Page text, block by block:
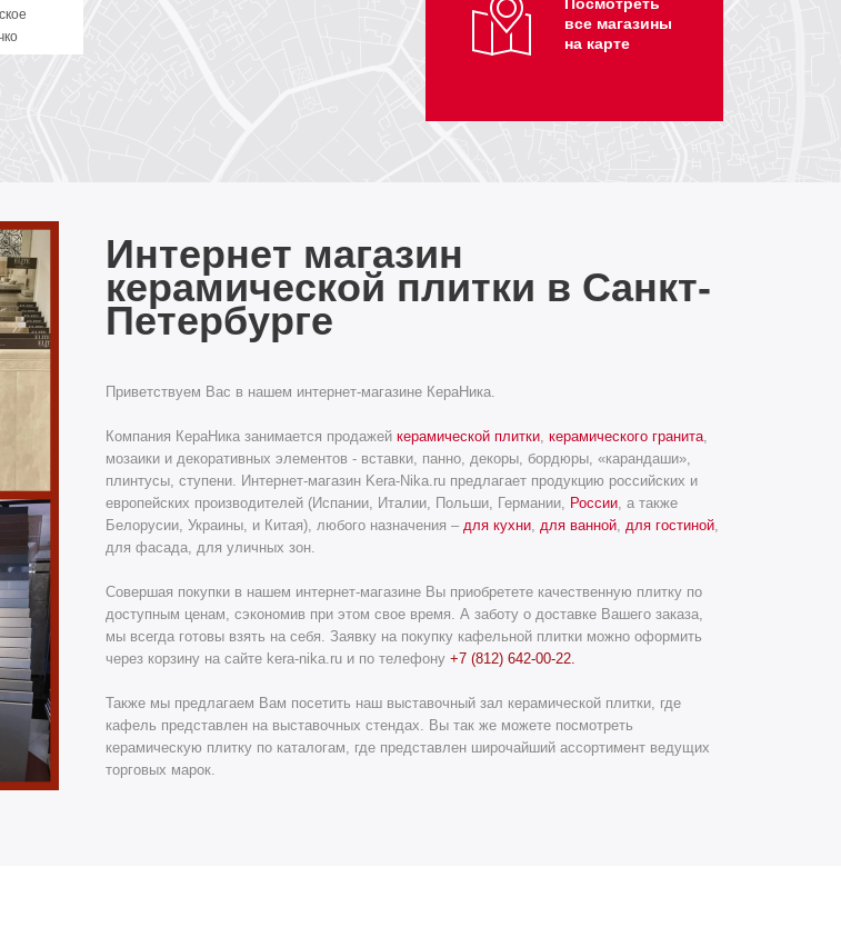
Посмотреть
все магазины
на карте
Интернет магазин
керамической плитки в Санкт-
Петербурге
Приветствуем Вас в нашем интернет-магазине КераНика.
Компания КераНика занимается продажей керамической плитки, керамического гранита,
мозаики и декоративных элементов - вставки, панно, декоры, бордюры, «карандаши»,
плинтусы, ступени. Интернет-магазин Kera-Nika.ru предлагает продукцию российских и
европейских производителей (Испании, Италии, Польши, Германии, России, а также
Белорусии, Украины, и Китая), любого назначения – для кухни, для ванной, для гостиной,
для фасада, для уличных зон.
Совершая покупки в нашем интернет-магазине Вы приобретете качественную плитку по
доступным ценам, сэкономив при этом свое время. А заботу о доставке Вашего заказа,
мы всегда готовы взять на себя. Заявку на покупку кафельной плитки можно оформить
через корзину на сайте kera-nika.ru и по телефону +7 (812) 642-00-22.
Также мы предлагаем Вам посетить наш выставочный зал керамической плитки, где
кафель представлен на выставочных стендах. Вы так же можете посмотреть
керамическую плитку по каталогам, где представлен широчайший ассортимент ведущих
торговых марок.